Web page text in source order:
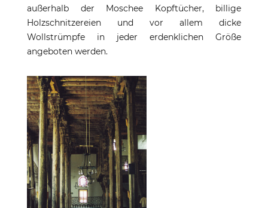
außerhalb der Moschee Kopftücher, billige
Holzschnitzereien und vor allem dicke
Wollstrümpfe in jeder erdenklichen Größe
angeboten werden.